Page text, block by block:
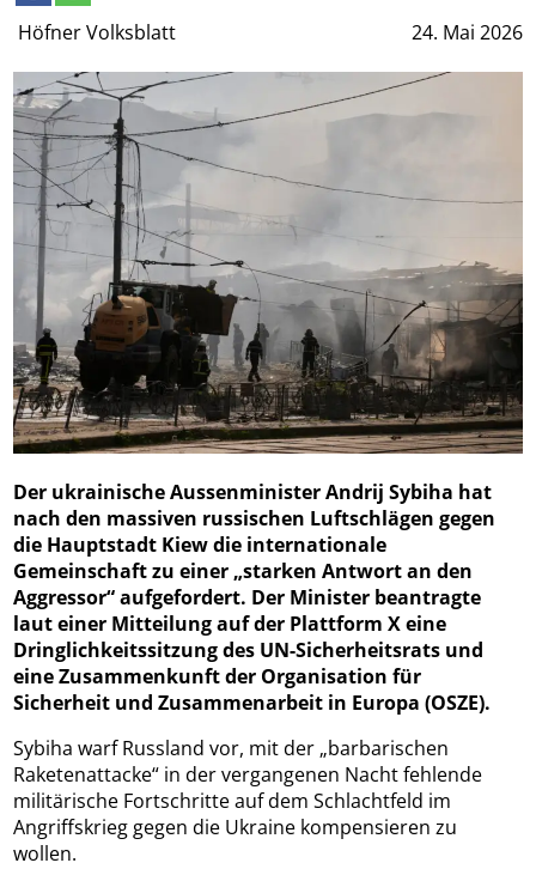
Höfner Volksblatt 24. Mai 2026
Der ukrainische Aussenminister Andrij Sybiha hat
nach den massiven russischen Luftschlägen gegen
die Hauptstadt Kiew die internationale
Gemeinschaft zu einer „starken Antwort an den
Aggressor“ aufgefordert. Der Minister beantragte
laut einer Mitteilung auf der Plattform X eine
Dringlichkeitssitzung des UN-Sicherheitsrats und
eine Zusammenkunft der Organisation für
Sicherheit und Zusammenarbeit in Europa (OSZE).
Sybiha warf Russland vor, mit der „barbarischen
Raketenattacke“ in der vergangenen Nacht fehlende
militärische Fortschritte auf dem Schlachtfeld im
Angriffskrieg gegen die Ukraine kompensieren zu
wollen.